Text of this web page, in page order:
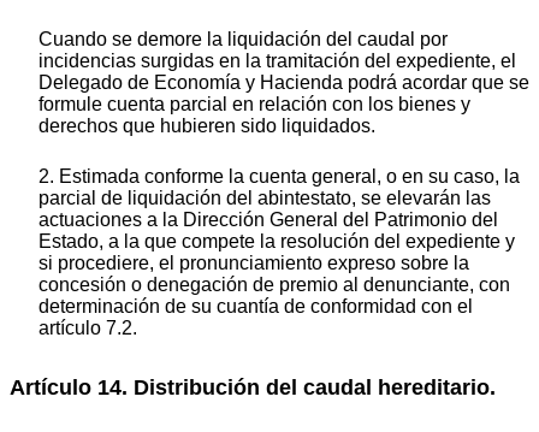
Cuando se demore la liquidación del caudal por
incidencias surgidas en la tramitación del expediente, el
Delegado de Economía y Hacienda podrá acordar que se
formule cuenta parcial en relación con los bienes y
derechos que hubieren sido liquidados.
2. Estimada conforme la cuenta general, o en su caso, la
parcial de liquidación del abintestato, se elevarán las
actuaciones a la Dirección General del Patrimonio del
Estado, a la que compete la resolución del expediente y
si procediere, el pronunciamiento expreso sobre la
concesión o denegación de premio al denunciante, con
determinación de su cuantía de conformidad con el
artículo 7.2.
Artículo 14. Distribución del caudal hereditario.